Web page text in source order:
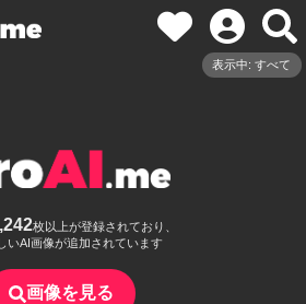
表示中: すべて
枚以上が登録されており、
いAI画像が追加されています
画像を見る